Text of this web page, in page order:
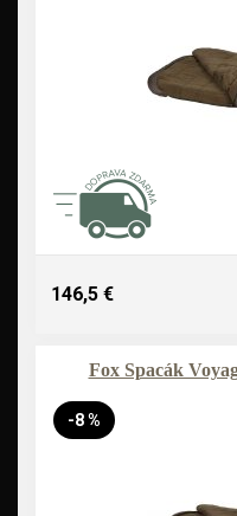
146,5 €
Fox Spacák
-8 %